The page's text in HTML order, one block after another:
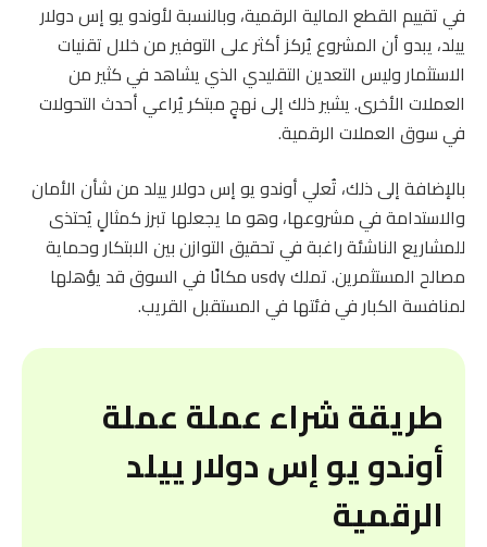
في تقييم القطع المالية الرقمية، وبالنسبة لأوندو يو إس دولار
ييلد، يبدو أن المشروع يُركز أكثر على التوفير من خلال تقنيات
الاستثمار وليس التعدين التقليدي الذي يشاهد في كثير من
العملات الأخرى. يشير ذلك إلى نهجٍ مبتكر يُراعي أحدث التحولات
في سوق العملات الرقمية.
بالإضافة إلى ذلك، تُعلي أوندو يو إس دولار ييلد من شأن الأمان
والاستدامة في مشروعها، وهو ما يجعلها تبرز كمثالٍ يُحتذى
للمشاريع الناشئة راغبة في تحقيق التوازن بين الابتكار وحماية
مصالح المستثمرين. تملك usdy مكانًا في السوق قد يؤهلها
لمنافسة الكبار في فئتها في المستقبل القريب.
طريقة شراء عملة عملة
أوندو يو إس دولار ييلد
الرقمية